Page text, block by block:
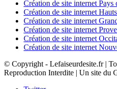
Création de site internet Pays
Création de site internet
Création de site internet
Création de site internet
Création de site internet
Création de site internet
© Copyright - Lefaiseurdesite.fr |
Reproduction Interdite | Un site du